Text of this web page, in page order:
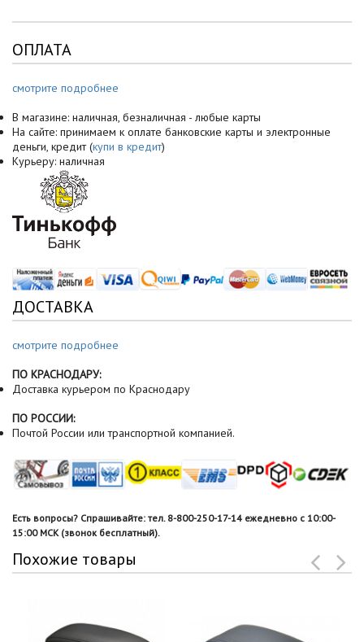
ОПЛАТА
смотрите подробнее
В магазине: наличная, безналичная - любые карты
На сайте: принимаем к оплате банковские карты и электронные
деньги, кредит (купи в кредит)
Курьеру: наличная
ДОСТАВКА
смотрите подробнее
ПО КРАСНОДАРУ:
Доставка курьером по Краснодару
ПО РОССИИ:
Почтой России или транспортной компанией.
Есть вопросы? Спрашивайте: тел. 8-800-250-17-14 ежедневно с 10:00-
15:00 МСК (звонок бесплатный).
Похожие товары